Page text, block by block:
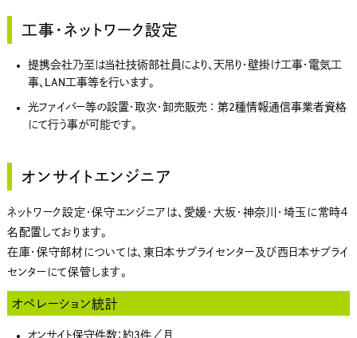
工事・ネットワーク設定
提携会社乃至は当社技術部社員により、天吊り・壁掛け工事・電気工
事、LAN工事等を行います。
光ファイバー等の設置・取次・卸売販売 ： 第2種情報通信事業者資格
にて行う事が可能です。
オンサイトエンジニア
ネットワーク設定・保守エンジニアは、愛媛・大坂・神奈川・埼玉に常時４
名配置しております。
在庫・保守部材については、東日本サプライセンター及び西日本サプライ
センターにて保管します。
オペレーション統計
オンサイト保守件数：約3件／月